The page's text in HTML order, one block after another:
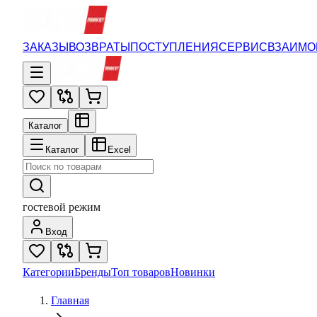
ЗАКАЗЫВОЗВРАТЫПОСТУПЛЕНИЯСЕРВИС
Каталог
Каталог Excel
гостевой режим
Вход
КатегорииБрендыТоп товаровНовинки
Главная